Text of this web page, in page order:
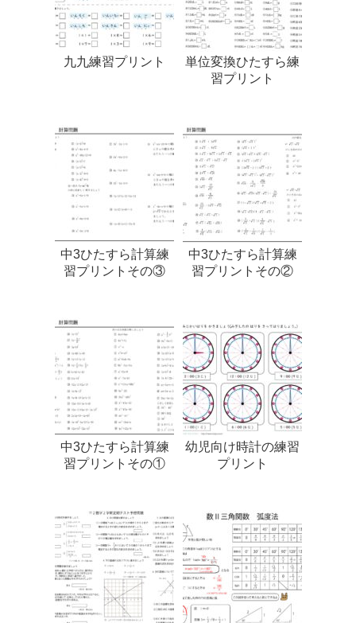
九九練習プリント
単位変換ひたすら練
習プリント
中3ひたすら計算練
習プリントその③
中3ひたすら計算練
習プリントその②
中3ひたすら計算練
習プリントその①
幼児向け時計の練習
プリント